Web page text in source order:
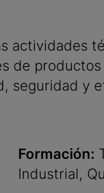
actividades
de
seguridad y
Formación:
Industrial,